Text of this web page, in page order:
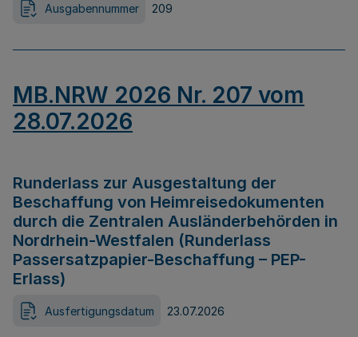
Ausgabennummer 209
MB.NRW 2026 Nr. 207 vom
28.07.2026
Runderlass zur Ausgestaltung der
Beschaffung von Heimreisedokumenten
durch die Zentralen Ausländerbehörden in
Nordrhein-Westfalen (Runderlass
Passersatzpapier-Beschaffung – PEP-
Erlass)
Ausfertigungsdatum 23.07.2026